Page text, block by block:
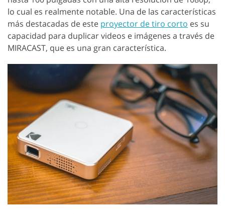
lo cual es realmente notable. Una de las características
más destacadas de este proyector de tiro corto es su
capacidad para duplicar videos e imágenes a través de
MIRACAST, que es una gran característica.